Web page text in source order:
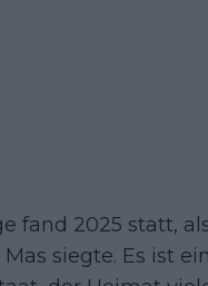
fand 2025 statt,
siegte. Es ist